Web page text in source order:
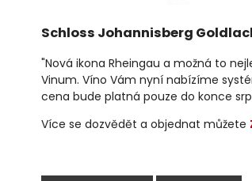
Schloss Johannisberg
"Nová ikona Rheingau a možná to
Vinum. Víno Vám nyní nabízíme
cena bude platná pouze do konce
Více se dozvědět a objednat můžete